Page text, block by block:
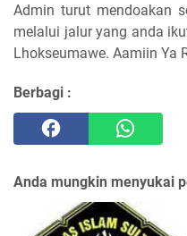
Admin turut mendoakan
melalui jalur yang anda
Lhokseumawe. Aamiin Ya
Berbagi :
Anda mungkin menyukai